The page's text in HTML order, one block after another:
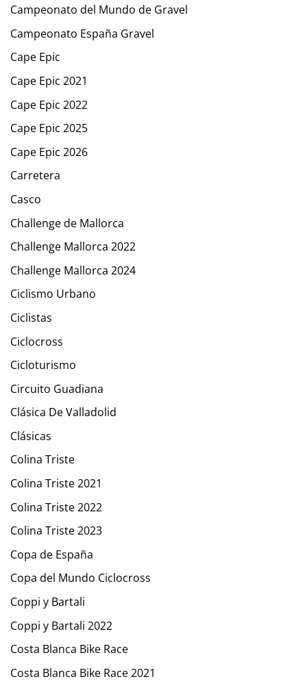
Campeonato del Mundo de Gravel
Campeonato España Gravel
Cape Epic
Cape Epic 2021
Cape Epic 2022
Cape Epic 2025
Cape Epic 2026
Carretera
Casco
Challenge de Mallorca
Challenge Mallorca 2022
Challenge Mallorca 2024
Ciclismo Urbano
Ciclistas
Ciclocross
Cicloturismo
Circuito Guadiana
Clásica De Valladolid
Clásicas
Colina Triste
Colina Triste 2021
Colina Triste 2022
Colina Triste 2023
Copa de España
Copa del Mundo Ciclocross
Coppi y Bartali
Coppi y Bartali 2022
Costa Blanca Bike Race
Costa Blanca Bike Race 2021